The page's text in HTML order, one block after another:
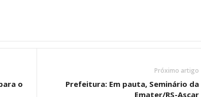
o
Próximo artigo
Prefeitura: Em pauta, Seminário da
Emater/RS-Ascar